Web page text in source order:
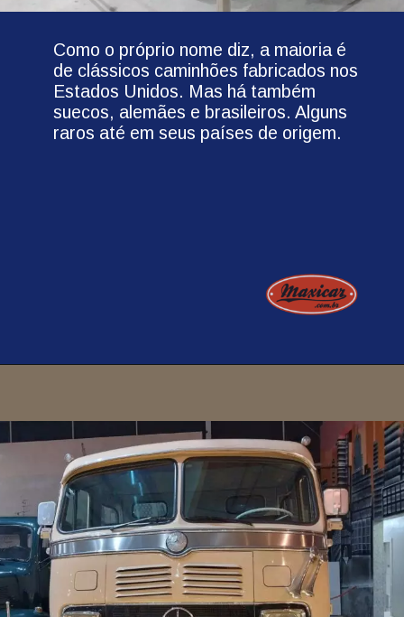
Como o próprio nome diz, a maioria é
de clássicos caminhões fabricados nos
Estados Unidos. Mas há também
suecos, alemães e brasileiros. Alguns
raros até em seus países de origem.